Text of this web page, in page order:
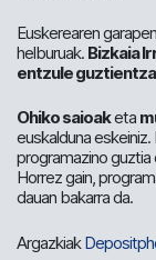
Euskerearen
helburuak. Bizkaia
entzule
Ohiko saioaketa
euskalduna eskeiniz.
programazino
Horrez gain,
dauan bakarra da.
Argazkiak